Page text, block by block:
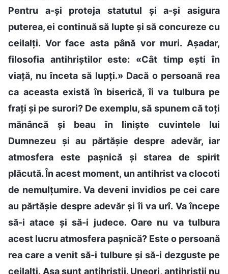
Pentru a-și proteja statutul și a-și asigura
puterea, ei continuă să lupte și să concureze cu
ceilalți. Vor face asta până vor muri. Așadar,
filosofia antihriștilor este: «Cât timp ești în
viață, nu înceta să lupți.» Dacă o persoană rea
ca aceasta există în biserică, îi va tulbura pe
frați și pe surori? De exemplu, să spunem că toți
mănâncă și beau în liniște cuvintele lui
Dumnezeu și au părtășie despre adevăr, iar
atmosfera este pașnică și starea de spirit
plăcută. În acest moment, un antihrist va clocoti
de nemulțumire. Va deveni invidios pe cei care
au părtășie despre adevăr și îi va urî. Va începe
să-i atace și să-i judece. Oare nu va tulbura
acest lucru atmosfera pașnică? Este o persoană
rea care a venit să-i tulbure și să-i dezguste pe
ceilalți. Așa sunt antihriștii. Uneori, antihriștii nu